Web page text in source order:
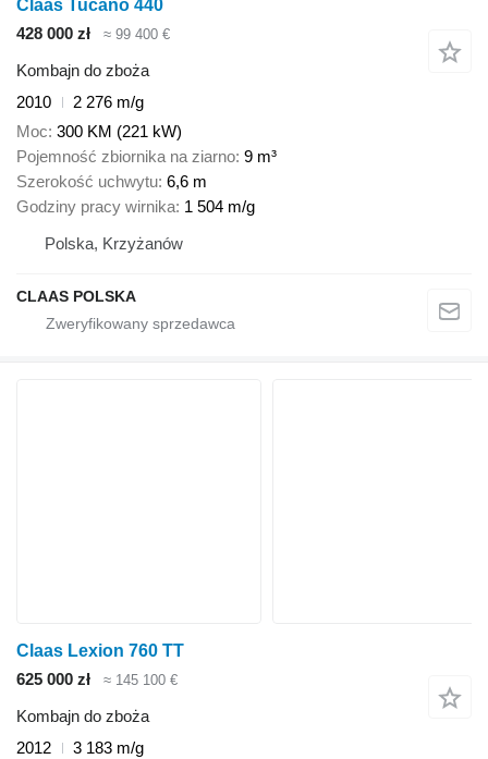
Claas Tucano 440
428 000 zł
≈ 99 400 €
Kombajn do zboża
2010
2 276 m/g
Moc 300 KM (221 kW)
Pojemność zbiornika na ziarno 9 m³
Szerokość uchwytu 6,6 m
Godziny pracy wirnika 1 504 m/g
Polska, Krzyżanów
CLAAS POLSKA
Claas Lexion 760 TT
625 000 zł
≈ 145 100 €
Kombajn do zboża
2012
3 183 m/g